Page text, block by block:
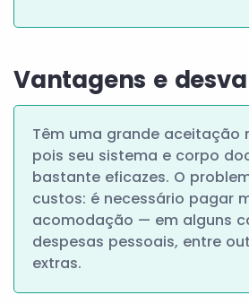
Vantagens e
Têm uma grande aceitação
pois seu sistema e corpo
bastante eficazes. O
custos: é necessário pagar
acomodação — em alguns
despesas pessoais, entre
extras.